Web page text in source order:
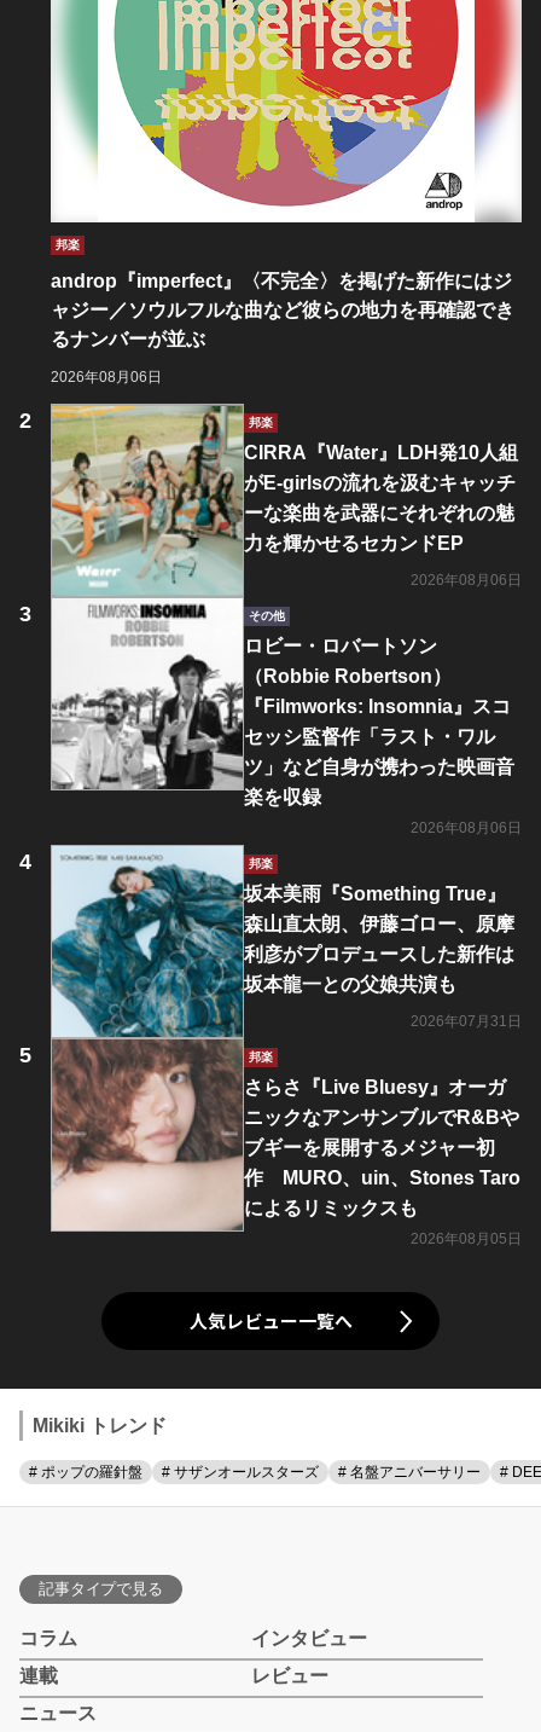
邦楽
androp『imperfect』〈不完全〉を掲げた新作にはジ
ャジー／ソウルフルな曲など彼らの地力を再確認でき
るナンバーが並ぶ
2026年08月06日
邦楽
CIRRA『Water』LDH発10人組
がE-girlsの流れを汲むキャッチ
ーな楽曲を武器にそれぞれの魅
力を輝かせるセカンドEP
2026年08月06日
その他
ロビー・ロバートソン
（Robbie Robertson）
『Filmworks: Insomnia』スコ
セッシ監督作「ラスト・ワル
ツ」など自身が携わった映画音
楽を収録
2026年08月06日
邦楽
坂本美雨『Something True』
森山直太朗、伊藤ゴロー、原摩
利彦がプロデュースした新作は
坂本龍一との父娘共演も
2026年07月31日
邦楽
さらさ『Live Bluesy』オーガ
ニックなアンサンブルでR&Bや
ブギーを展開するメジャー初
作 MURO、uin、Stones Taro
によるリミックスも
2026年08月05日
人気レビュー一覧へ
Mikiki トレンド
# ポップの羅針盤 # サザンオールスターズ # 名盤アニバーサリー #
記事タイプで見る
コラム
インタビュー
連載
レビュー
ニュース